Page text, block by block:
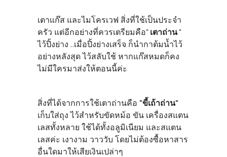
เตาแก๊ส และไมโครเวฟ สิ่งที่ใช้เป็นประจำ
ครัว แต่อีกอย่างที่ควรเตรียมคือ" เตาถ่าน"
ไว้ปิ้งย่าง ..เมื่อปิ้งย่างเสร็จ ก็นำกาต้มน้ำไว้
อย่างหลังสุด ไว้สลับใช้ หากแก๊สหมดก็คง
ไม่มีใครมาส่งให้ตอนนี้ค่ะ
สิ่งที่ได้จากการใช้เตาถ่านคือ "ขี้เถ้าถ่าน"
เก็บใส่ถุง ไว้สำหรับขัดหม้อ ขัน เครื่องสแตน
เลสทั้งหลาย ใช้ได้ทั้งอลูมิเนียม และสแตน
เลสค่ะ เงางาม วาววับ โดยไม่ต้องซื้อหาสาร
อื่นใดมาให้เสียเงินเปล่าๆ